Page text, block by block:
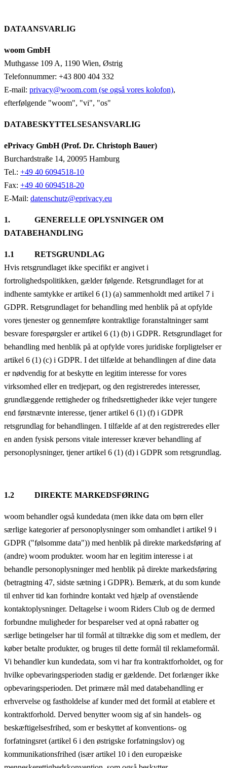
DATAANSVARLIG
woom GmbH
Muthgasse 109 A, 1190 Wien, Østrig
Telefonnummer: +43 800 404 332
E-mail: privacy@woom.com (se også vores kolofon),
efterfølgende "woom", "vi", "os"
DATABESKYTTELSESANSVARLIG
ePrivacy GmbH (Prof. Dr. Christoph Bauer)
Burchardstraße 14, 20095 Hamburg
Tel.: +49 40 6094518-10
Fax: +49 40 6094518-20
E-Mail: datenschutz@eprivacy.eu
1. GENERELLE OPLYSNINGER OM
DATABEHANDLING
1.1 RETSGRUNDLAG
Hvis retsgrundlaget ikke specifikt er angivet i
fortrolighedspolitikken, gælder følgende. Retsgrundlaget for at
indhente samtykke er artikel 6 (1) (a) sammenholdt med artikel 7 i
GDPR. Retsgrundlaget for behandling med henblik på at opfylde
vores tjenester og gennemføre kontraktlige foranstaltninger samt
besvare forespørgsler er artikel 6 (1) (b) i GDPR. Retsgrundlaget for
behandling med henblik på at opfylde vores juridiske forpligtelser er
artikel 6 (1) (c) i GDPR. I det tilfælde at behandlingen af dine data
er nødvendig for at beskytte en legitim interesse for vores
virksomhed eller en tredjepart, og den registreredes interesser,
grundlæggende rettigheder og frihedsrettigheder ikke vejer tungere
end førstnævnte interesse, tjener artikel 6 (1) (f) i GDPR
retsgrundlag for behandlingen. I tilfælde af at den registreredes eller
en anden fysisk persons vitale interesser kræver behandling af
personoplysninger, tjener artikel 6 (1) (d) i GDPR som retsgrundlag.
1.2 DIREKTE MARKEDSFØRING
woom behandler også kundedata (men ikke data om børn eller
særlige kategorier af personoplysninger som omhandlet i artikel 9 i
GDPR ("følsomme data")) med henblik på direkte markedsføring af
(andre) woom produkter. woom har en legitim interesse i at
behandle personoplysninger med henblik på direkte markedsføring
(betragtning 47, sidste sætning i GDPR). Bemærk, at du som kunde
til enhver tid kan forhindre kontakt ved hjælp af ovenstående
kontaktoplysninger. Deltagelse i woom Riders Club og de dermed
forbundne muligheder for besparelser ved at opnå rabatter og
særlige betingelser har til formål at tiltrække dig som et medlem, der
køber betalte produkter, og bruges til dette formål til reklameformål.
Vi behandler kun kundedata, som vi har fra kontraktforholdet, og for
hvilke opbevaringsperioden stadig er gældende. Det forlænger ikke
opbevaringsperioden. Det primære mål med databehandling er
erhvervelse og fastholdelse af kunder med det formål at etablere et
kontraktforhold. Derved benytter woom sig af sin handels- og
beskæftigelsesfrihed, som er beskyttet af konventions- og
forfatningsret (artikel 6 i den østrigske forfatningslov) og
kommunikationsfrihed (især artikel 10 i den europæiske